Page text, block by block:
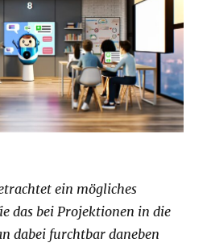
ein mögliches
das bei Projektionen in die
dabei furchtbar daneben